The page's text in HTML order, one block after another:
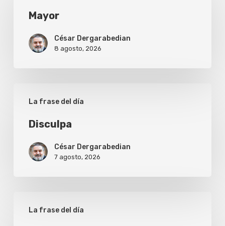
Mayor
César Dergarabedian
8 agosto, 2026
La frase del día
Disculpa
César Dergarabedian
7 agosto, 2026
La frase del día